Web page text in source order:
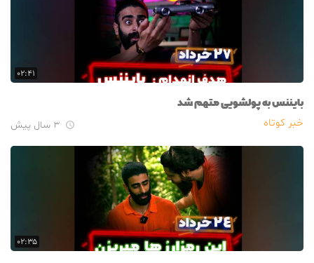
۰۲:۴۱
بایننس به پولشویی متهم شد
خبر کوتاه ۳ سال پیش 
۰۲:۳۵